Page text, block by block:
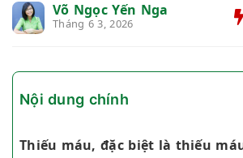
Võ Ngọc Yến Nga
Tháng 6 3, 2026
Nội dung chính
Thiếu máu, đặc biệt là thiếu